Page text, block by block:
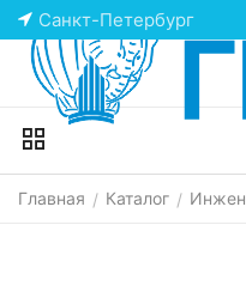
Санкт-Петербург
Главная / Каталог /